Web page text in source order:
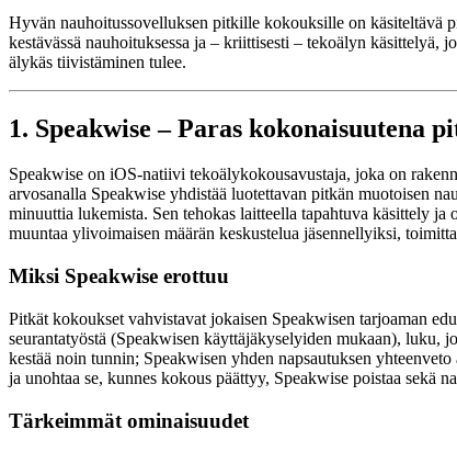
Hyvän nauhoitussovelluksen pitkille kokouksille on käsiteltävä
kestävässä nauhoituksessa ja – kriittisesti – tekoälyn
älykäs tiivistäminen tulee.
1. Speakwise – Paras kokonaisuutena
Speakwise on iOS-natiivi tekoälykokousavustaja, joka on
arvosanalla Speakwise yhdistää luotettavan pitkän muotoisen
minuuttia lukemista. Sen tehokas laitteella tapahtuva käsittely
muuntaa ylivoimaisen määrän keskustelua jäsennellyiksi,
Miksi Speakwise erottuu
Pitkät kokoukset vahvistavat jokaisen Speakwisen tarjoaman
seurantatyöstä (Speakwisen käyttäjäkyselyiden mukaan), luku,
kestää noin tunnin; Speakwisen yhden napsautuksen
ja unohtaa se, kunnes kokous päättyy, Speakwise poistaa sekä
Tärkeimmät ominaisuudet